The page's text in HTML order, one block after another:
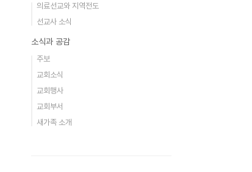
의료선교와 지역전도
선교사 소식
소식과 공감
주보
교회소식
교회행사
교회부서
새가족 소개